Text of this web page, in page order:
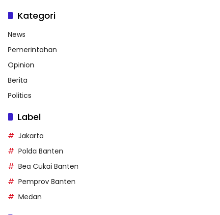
Kategori
News
Pemerintahan
Opinion
Berita
Politics
Label
Jakarta
Polda Banten
Bea Cukai Banten
Pemprov Banten
Medan